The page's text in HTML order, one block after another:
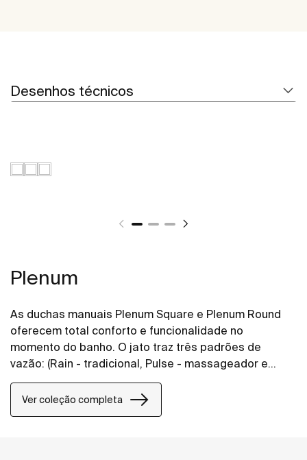
Desenhos técnicos
Plenum
As duchas manuais Plenum Square e Plenum Round
oferecem total conforto e funcionalidade no
momento do banho. O jato traz três padrões de
vazão: (Rain - tradicional, Pulse - massageador e
RainStorm - mais intenso)
Ver coleção completa